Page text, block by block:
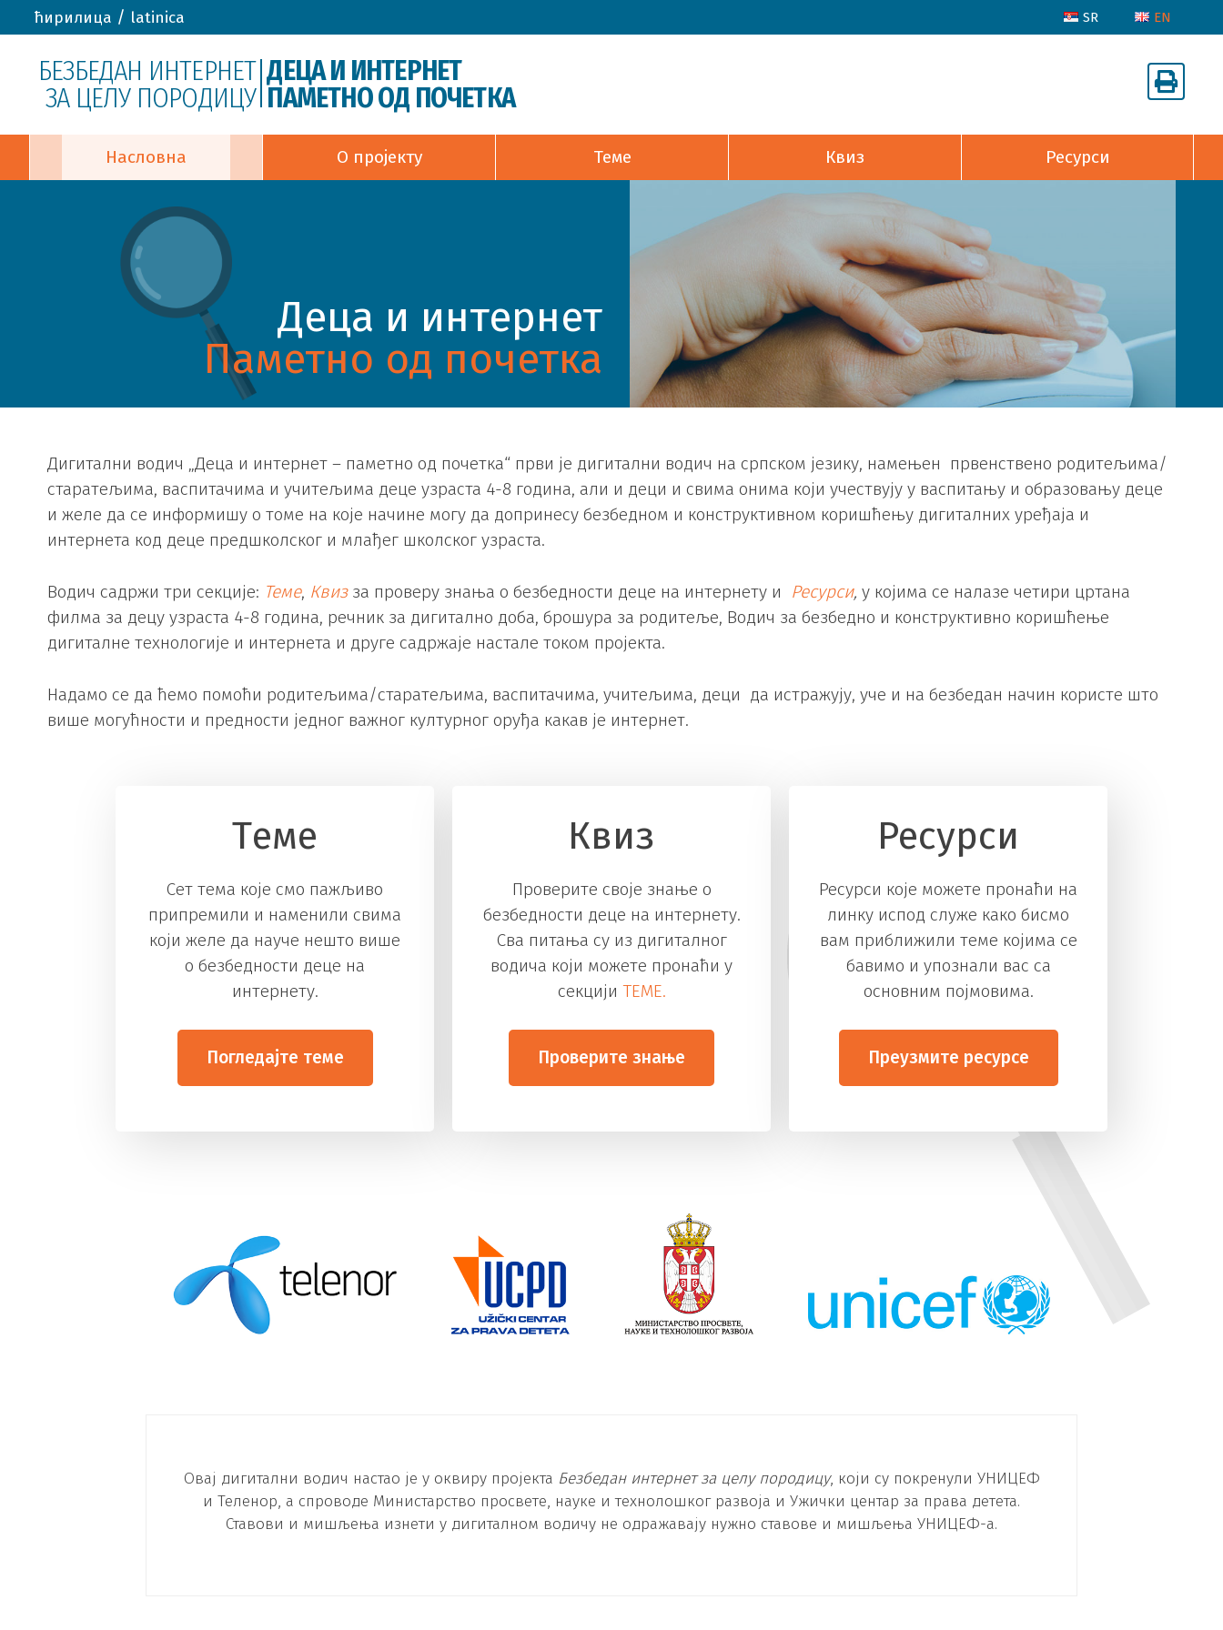
ћирилица / latinica SR EN
БЕЗБЕДАН ИНТЕРНЕТ
ЗА ЦЕЛУ ПОРОДИЦУ
ДЕЦА И ИНТЕРНЕТ
ПАМЕТНО ОД ПОЧЕТКА
Насловна О пројекту Теме Квиз Ресурси
Деца и интернет
Паметно од почетка
Дигитални водич „Деца и интернет – паметно од почетка“ први је дигитални водич на српском језику, намењен првенствено родитељима/
старатељима, васпитачима и учитељима деце узраста 4-8 година, али и деци и свима онима који учествују у васпитању и образовању деце
и желе да се информишу о томе на које начине могу да допринесу безбедном и конструктивном коришћењу дигиталних уређаја и
интернета код деце предшколског и млађег школског узраста.
Водич садржи три секције: Теме, Квиз за проверу знања о безбедности деце на интернету и Ресурси, у којима се налазе четири цртана
филма за децу узраста 4-8 година, речник за дигитално доба, брошура за родитеље, Водич за безбедно и конструктивно коришћење
дигиталне технологије и интернета и друге садржаје настале током пројекта.
Надамо се да ћемо помоћи родитељима/старатељима, васпитачима, учитељима, деци да истражују, уче и на безбедан начин користе што
више могућности и предности једног важног културног оруђа какав је интернет.
Tеме
Сет тема које смо пажљиво
припремили и наменили свима
који желе да науче нешто више
о безбедности деце на
интернету.
Погледајте теме
Квиз
Проверите своје знање о
безбедности деце на интернету.
Сва питања су из дигиталног
водича који можете пронаћи у
секцији TEME.
Проверите знање
Ресурси
Ресурси које можете пронаћи на
линку испод служе како бисмо
вам приближили теме којима се
бавимо и упознали вас са
основним појмовима.
Преузмите ресурсе
Овај дигитални водич настао је у оквиру пројекта Безбедан интернет за целу породицу, који су покренули УНИЦЕФ
и Теленор, а спроводе Министарство просвете, науке и технолошког развоја и Ужички центар за права детета.
Ставови и мишљења изнети у дигиталном водичу не одражавају нужно ставове и мишљења УНИЦЕФ-а.